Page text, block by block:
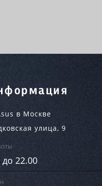
в Москве
улица, 9
22.00